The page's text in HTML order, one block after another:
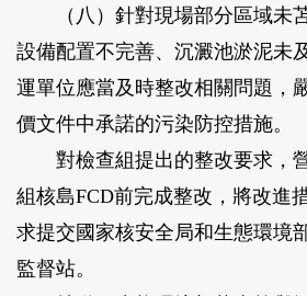
（八）針對現場部分區域未
設備配置不完善、沉澱池淤泥未
運單位應當及時整改相關問題，
價文件中承諾的污染防控措施。
對檢查組提出的整改要求，
組核島FCD前完成整改，將改進
求提交國家核安全局和生態環境
監督站。